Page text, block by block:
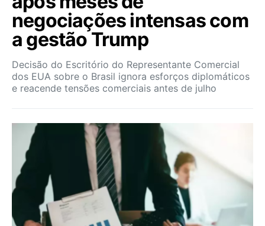
negociações intensas com
a gestão Trump
Decisão do Escritório do Representante Comercial
dos EUA sobre o Brasil ignora esforços diplomáticos
e reacende tensões comerciais antes de julho